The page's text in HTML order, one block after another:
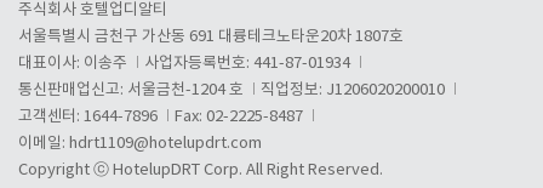
주식회사 호텔업디알티
서울특별시 금천구 가산동 691 대륭테크노타운20차 1807호
대표이사: 이송주
사업자등록번호: 441-87-01934
통신판매업신고: 서울금천-1204 호
직업정보: J1206020200010
고객센터: 1644-7896
Fax: 02-2225-8487
이메일: hdrt1109@hotelupdrt.com
Copyright ⓒ HotelupDRT Corp. All Right Reserved.